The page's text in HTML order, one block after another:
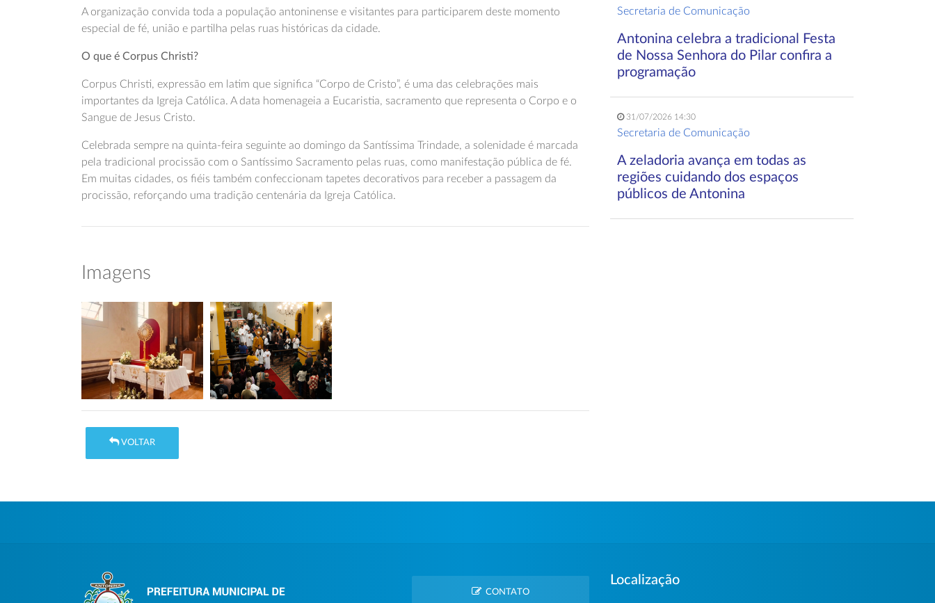
A organização convida toda a população antoninense e visitantes para participarem deste momento
especial de fé, união e partilha pelas ruas históricas da cidade.
O que é Corpus Christi?
Corpus Christi, expressão em latim que significa “Corpo de Cristo”, é uma das celebrações mais
importantes da Igreja Católica. A data homenageia a Eucaristia, sacramento que representa o Corpo e o
Sangue de Jesus Cristo.
Celebrada sempre na quinta-feira seguinte ao domingo da Santíssima Trindade, a solenidade é marcada
pela tradicional procissão com o Santíssimo Sacramento pelas ruas, como manifestação pública de fé.
Em muitas cidades, os fiéis também confeccionam tapetes decorativos para receber a passagem da
procissão, reforçando uma tradição centenária da Igreja Católica.
Imagens
VOLTAR
Secretaria de Comunicação
Antonina celebra a tradicional Festa
de Nossa Senhora do Pilar confira a
programação
31/07/2026 14:30
Secretaria de Comunicação
A zeladoria avança em todas as
regiões cuidando dos espaços
públicos de Antonina
CONTATO
Localização